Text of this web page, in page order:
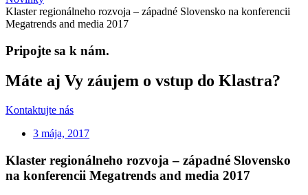
Klaster regionálneho rozvoja – západné Slovensko na konferencii
Megatrends and media 2017
Pripojte sa k nám.
Máte aj Vy záujem o vstup do Klastra?
Kontaktujte nás
3 mája, 2017
Klaster regionálneho rozvoja – západné Slovensko
na konferencii Megatrends and media 2017